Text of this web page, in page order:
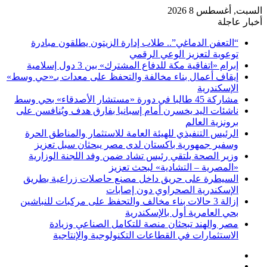
السبت, أغسطس 8 2026
أخبار عاجلة
“التعفن الدماغي”.. طلاب إدارة الزيتون يطلقون مبادرة
توعوية لتعزيز الوعي الرقمي
إبرام «اتفاقية مكة للدفاع المشترك» بين 3 دول إسلامية
إيقاف أعمال بناء مخالفة والتحفظ على معدات بـ«حي وسط»
الإسكندرية
مشاركة 45 طالبا في دورة «مستشار الأصدقاء» بحي وسط
ناشئات اليد يخسرن أمام إسبانيا بفارق هدف ويُنافسن على
برونزية العالم
الرئيس التنفيذي للهيئة العامة للاستثمار والمناطق الحرة
وسفير جمهورية باكستان لدى مصر يبحثان سبل تعزيز
وزير الصحة يلتقي رئيس تشاد ضمن وفد اللجنة الوزارية
«المصرية – التشادية» لبحث تعزيز
السيطرة على حريق داخل مصنع حاصلات زراعية بطريق
الإسكندرية الصحراوي دون إصابات
إزالة 3 حالات بناء مخالف والتحفظ على مركبات للنباشين
بحي العامرية أول بالإسكندرية
مصر والهند تبحثان منصة للتكامل الصناعي وزيادة
الاستثمارات في القطاعات التكنولوجية والإنتاجية